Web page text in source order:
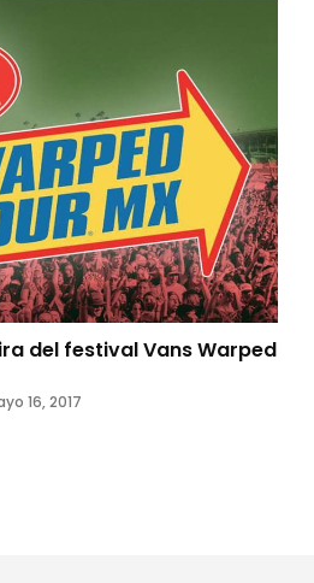
del festival Vans Warped
16, 2017